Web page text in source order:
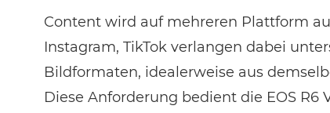
Content wird auf mehreren Plattform
Instagram, TikTok verlangen dabei
Bildformaten, idealerweise aus
Diese Anforderung bedient die EOS R6